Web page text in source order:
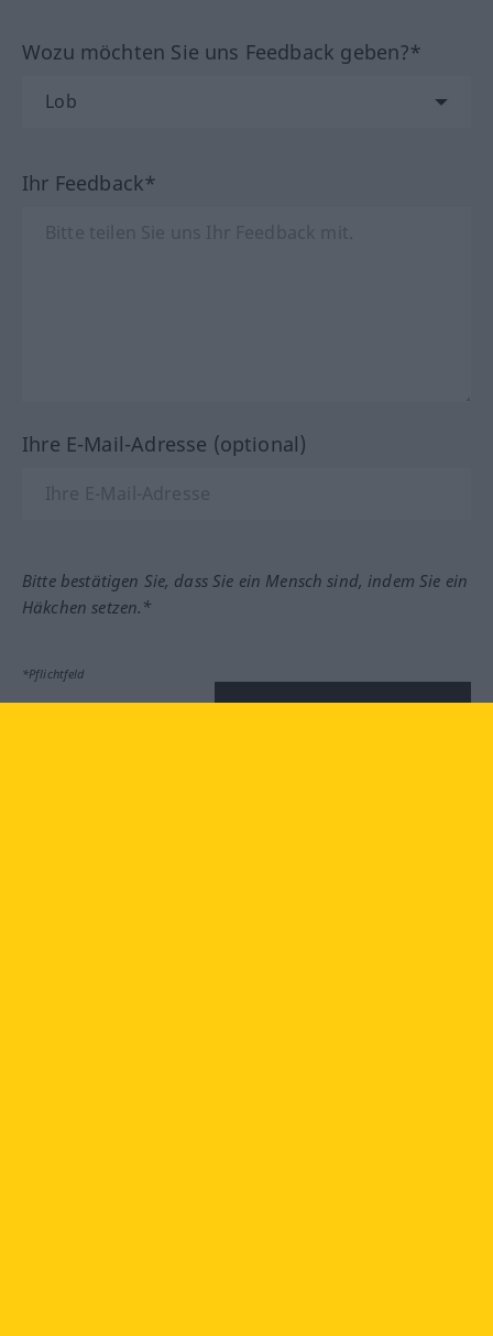
Wozu möchten Sie uns Feedback geben?*
Ihr Feedback*
Ihre E-Mail-Adresse (optional)
Bitte bestätigen Sie, dass Sie ein Mensch sind, indem Sie ein
Häkchen setzen.*
*Pflichtfeld
Feedback absenden